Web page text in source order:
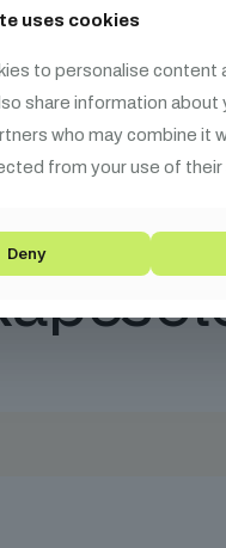
uses cookies
to personalise content
share information
who may combine it
from your use of their
Deny